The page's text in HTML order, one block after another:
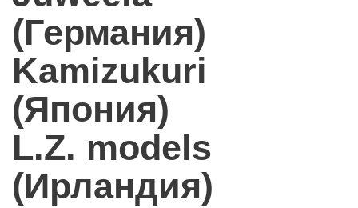
(Германия)
Kamizukuri
(Япония)
L.Z. models
(Ирландия)